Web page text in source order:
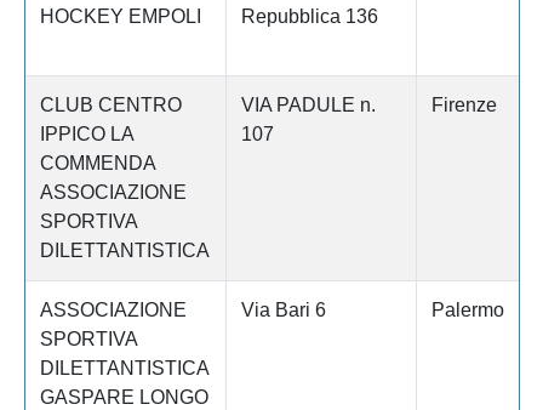
HOCKEY EMPOLI
Repubblica 136
CLUB CENTRO
IPPICO LA
COMMENDA
ASSOCIAZIONE
SPORTIVA
DILETTANTISTICA
VIA PADULE n.
107
Firenze
ASSOCIAZIONE
SPORTIVA
DILETTANTISTICA
GASPARE LONGO
Via Bari 6 Palermo